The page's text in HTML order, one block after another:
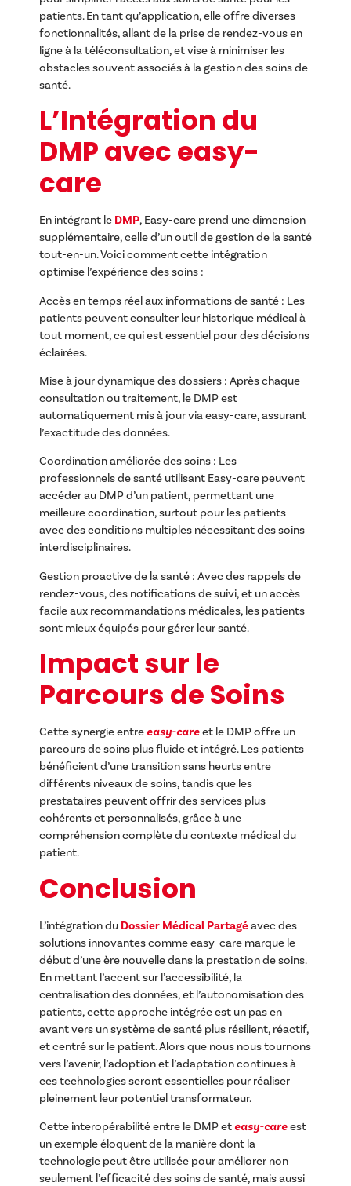
patients. En tant qu’application, elle offre diverses
fonctionnalités, allant de la prise de rendez-vous en
ligne à la téléconsultation, et vise à minimiser les
obstacles souvent associés à la gestion des soins de
santé.
L’Intégration du
DMP avec easy-
care
En intégrant le DMP, Easy-care prend une dimension
supplémentaire, celle d’un outil de gestion de la santé
tout-en-un. Voici comment cette intégration
optimise l’expérience des soins :
Accès en temps réel aux informations de santé : Les
patients peuvent consulter leur historique médical à
tout moment, ce qui est essentiel pour des décisions
éclairées.
Mise à jour dynamique des dossiers : Après chaque
consultation ou traitement, le DMP est
automatiquement mis à jour via easy-care, assurant
l’exactitude des données.
Coordination améliorée des soins : Les
professionnels de santé utilisant Easy-care peuvent
accéder au DMP d’un patient, permettant une
meilleure coordination, surtout pour les patients
avec des conditions multiples nécessitant des soins
interdisciplinaires.
Gestion proactive de la santé : Avec des rappels de
rendez-vous, des notifications de suivi, et un accès
facile aux recommandations médicales, les patients
sont mieux équipés pour gérer leur santé.
Impact sur le
Parcours de Soins
Cette synergie entre easy-careet le DMP offre un
parcours de soins plus fluide et intégré. Les patients
bénéficient d’une transition sans heurts entre
différents niveaux de soins, tandis que les
prestataires peuvent offrir des services plus
cohérents et personnalisés, grâce à une
compréhension complète du contexte médical du
patient.
Conclusion
L’intégration du Dossier Médical Partagéavec des
solutions innovantes comme easy-care marque le
début d’une ère nouvelle dans la prestation de soins.
En mettant l’accent sur l’accessibilité, la
centralisation des données, et l’autonomisation des
patients, cette approche intégrée est un pas en
avant vers un système de santé plus résilient, réactif,
et centré sur le patient. Alors que nous nous tournons
vers l’avenir, l’adoption et l’adaptation continues à
ces technologies seront essentielles pour réaliser
pleinement leur potentiel transformateur.
Cette interopérabilité entre le DMP et easy-careest
un exemple éloquent de la manière dont la
technologie peut être utilisée pour améliorer non
seulement l’efficacité des soins de santé, mais aussi